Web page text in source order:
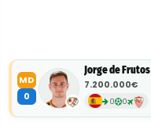
MD
0
Jorge de Frutos
7.200.000€
0 0